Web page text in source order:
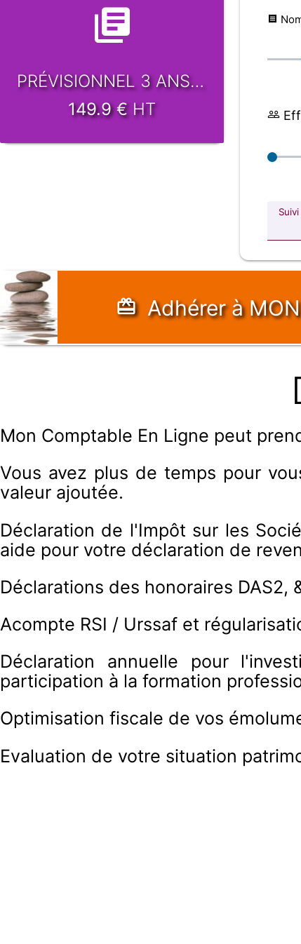
PRÉVISIONNEL 3 ANS -48h
149.9 €HT
Adhérerà
Mon Comptable En Ligne peut
Vous avez plus de temps pour
valeur ajoutée.
Déclaration de l'Impôt sur les
aide pour votre déclaration de
Déclarations des honoraires
Acompte RSI / Urssaf et
Déclaration annuelle pour
participation à la formation
Optimisation fiscale de vos
Evaluation de votre situation